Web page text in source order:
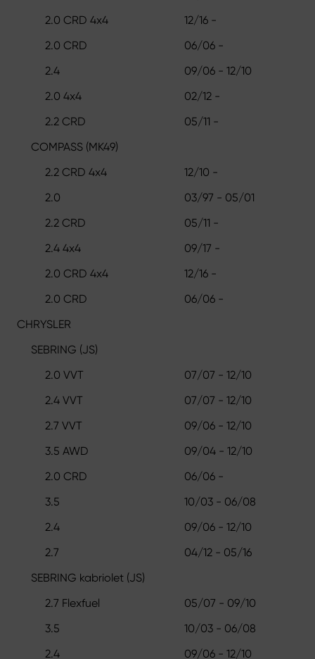
2.0 CRD 4x4
12/16 -
2.0 CRD
06/06 -
2.4
09/06 - 12/10
2.0 4x4
02/12 -
2.2 CRD
05/11 -
COMPASS (MK49)
2.2 CRD 4x4
12/10 -
2.0
03/97 - 05/01
2.2 CRD
05/11 -
2.4 4x4
09/17 -
2.0 CRD 4x4
12/16 -
2.0 CRD
06/06 -
CHRYSLER
SEBRING (JS)
2.0 VVT
07/07 - 12/10
2.4 VVT
07/07 - 12/10
2.7 VVT
09/06 - 12/10
3.5 AWD
09/04 - 12/10
2.0 CRD
06/06 -
3.5
10/03 - 06/08
2.4
09/06 - 12/10
2.7
04/12 - 05/16
SEBRING kabriolet (JS)
2.7 Flexfuel
05/07 - 09/10
3.5
10/03 - 06/08
2.4
09/06 - 12/10